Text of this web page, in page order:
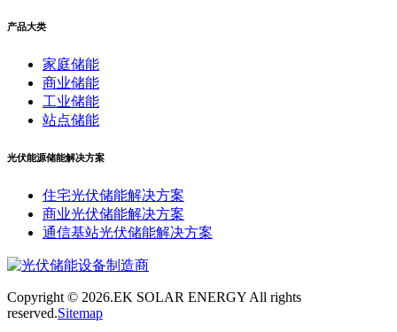
产品大类
家庭储能
商业储能
工业储能
站点储能
光伏能源储能解决方案
住宅光伏储能解决方案
商业光伏储能解决方案
通信基站光伏储能解决方案
Copyright © 2026.EK SOLAR ENERGY All rights
reserved.Sitemap